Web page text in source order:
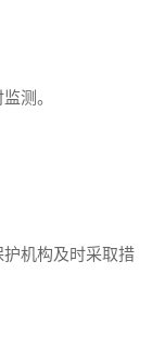
测。
机构及时采取措